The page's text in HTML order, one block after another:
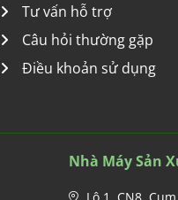
Tư vấn hỗ trợ
Câu hỏi thường gặp
Điều khoản sử dụng
Nhà Máy Sản